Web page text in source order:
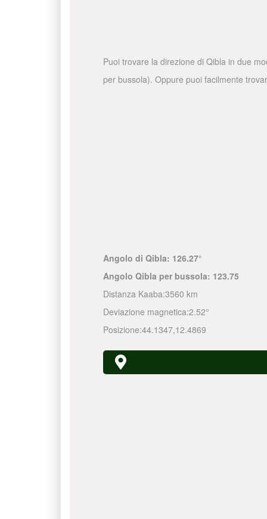
Puoi trovare la direzione di Qibla in due
per bussola). Oppure puoi facilmente
Angolo di Qibla: 126.27°
Angolo Qibla per bussola: 123.75
Distanza Kaaba:3560 km
Deviazione magnetica:2.52°
Posizione:44.1347,12.4869